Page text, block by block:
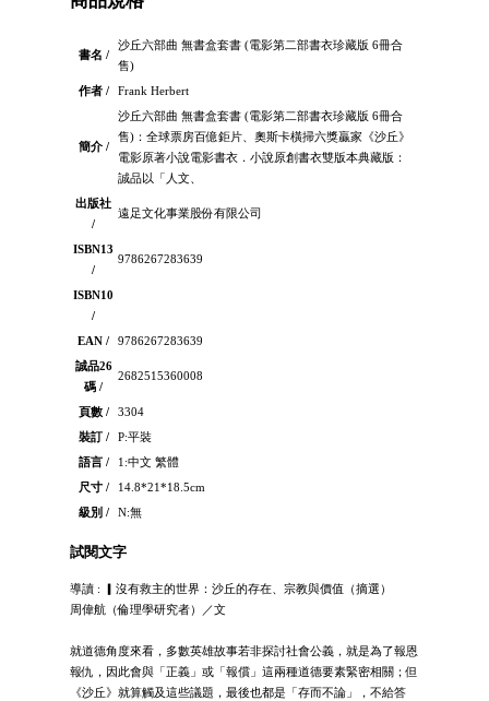
書名 /
沙丘六部曲 無書盒套書 (電影第二部書衣珍藏版 6冊合
售)
作者 /
Frank Herbert
簡介 /
沙丘六部曲 無書盒套書 (電影第二部書衣珍藏版 6冊合
售)：全球票房百億鉅片、奧斯卡橫掃六獎贏家《沙丘》
電影原著小說電影書衣．小說原創書衣雙版本典藏版：
誠品以「人文、
出版社
/
遠足文化事業股份有限公司
ISBN13
/
9786267283639
ISBN10
/
EAN /
9786267283639
誠品26
碼 /
2682515360008
頁數 /
3304
裝訂 /
P:平裝
語言 /
1:中文 繁體
尺寸 /
14.8*21*18.5cm
級別 /
N:無
試閱文字
導讀 : ▎沒有救主的世界：沙丘的存在、宗教與價值（摘選）
周偉航（倫理學研究者）／文
就道德角度來看，多數英雄故事若非探討社會公義，就是為了報恩
報仇，因此會與「正義」或「報償」這兩種道德要素緊密相關；但
《沙丘》就算觸及這些議題，最後也都是「存而不論」，不給答